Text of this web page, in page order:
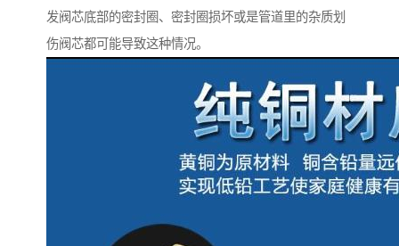
发阀芯底部的密封圈、密封圈损坏或是管道里的杂质划
伤阀芯都可能导致这种情况。